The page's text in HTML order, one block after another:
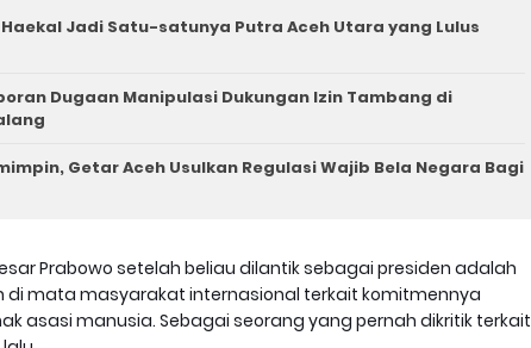
Jadi Satu-satunya Putra Aceh Utara yang Lulus
Dugaan Manipulasi Dukungan Izin Tambang di
Getar Aceh Usulkan Regulasi Wajib Bela Negara Bagi
Prabowo setelah beliau dilantik sebagai presiden adalah
mata masyarakat internasional terkait komitmennya
asasi manusia. Sebagai seorang yang pernah dikritik terkait